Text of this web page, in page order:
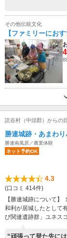
その他伝統文化
【ファミリーにお
読谷村（中頭郡）からの
勝連城跡・あまわり
勝連南風原／農業体験
ネット予約OK
4.3
(口コミ 414件)
【勝連城跡について
和利が居城したとして
び関連遺跡群」ユネス
“頑張って登た先に